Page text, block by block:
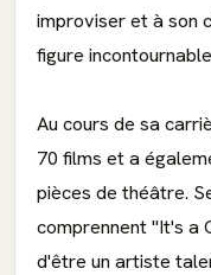
improviser et à son
figure
Au cours de sa
70 films et a
pièces de théâtre.
comprennent "It's a
d'être un artiste